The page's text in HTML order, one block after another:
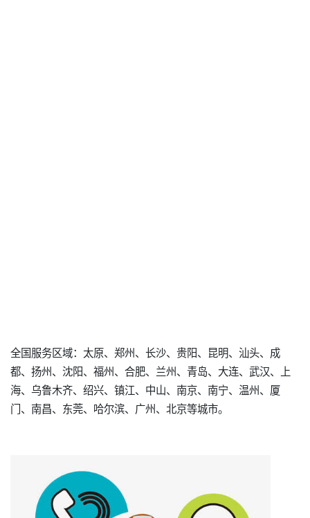
全国服务区域：太原、郑州、长沙、贵阳、昆明、汕头、成
都、扬州、沈阳、福州、合肥、兰州、青岛、大连、武汉、上
海、乌鲁木齐、绍兴、镇江、中山、南京、南宁、温州、厦
门、南昌、东莞、哈尔滨、广州、北京等城市。